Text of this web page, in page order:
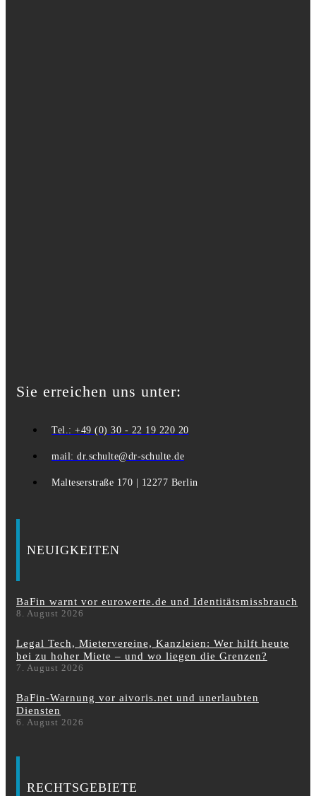
Sie erreichen uns unter:
Tel.: +49 (0) 30 - 22 19 220 20
mail: dr.schulte@dr-schulte.de
Malteserstraße 170 | 12277 Berlin
NEUIGKEITEN
BaFin warnt vor eurowerte.de und Identitätsmissbrauch
8. August 2026
Legal Tech, Mietervereine, Kanzleien: Wer hilft heute
bei zu hoher Miete – und wo liegen die Grenzen?
7. August 2026
BaFin-Warnung vor aivoris.net und unerlaubten
Diensten
6. August 2026
RECHTSGEBIETE